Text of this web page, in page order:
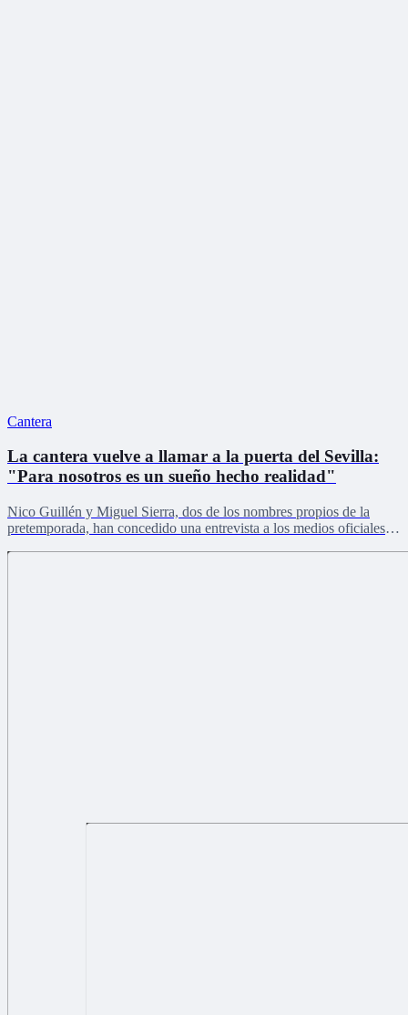
Cantera
La cantera vuelve a llamar a la puerta del Sevilla:
"Para nosotros es un sueño hecho realidad"
Nico Guillén y Miguel Sierra, dos de los nombres propios de la
pretemporada, han concedido una entrevista a los medios oficiales